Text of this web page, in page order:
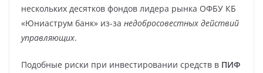
нескольких десятков фондов лидера рынка ОФБУ КБ
«Юниаструм банк» из-за недобросовестных действий
управляющих.
Подобные риски при инвестировании средств в ПИФ